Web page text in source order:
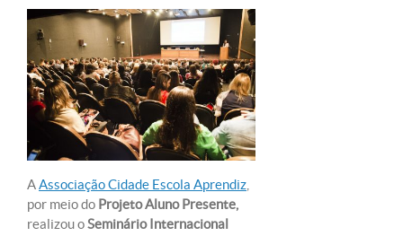
AAssociação Cidade Escola Aprendiz
por meio do Projeto Aluno Presente,
realizou oSeminário Internacional